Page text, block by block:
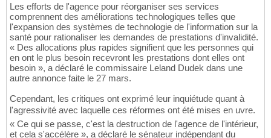
Les efforts de l'agence pour réorganiser ses services
comprennent des améliorations technologiques telles que
l'expansion des systèmes de technologie de l'information sur la
santé pour rationaliser les demandes de prestations d'invalidité.
« Des allocations plus rapides signifient que les personnes qui
en ont le plus besoin recevront les prestations dont elles ont
besoin », a déclaré le commissaire Leland Dudek dans une
autre annonce faite le 27 mars.
Cependant, les critiques ont exprimé leur inquiétude quant à
l'agressivité avec laquelle ces réformes ont été mises en uvre.
« Ce qui se passe, c'est la destruction de l'agence de l'intérieur,
et cela s'accélère », a déclaré le sénateur indépendant du